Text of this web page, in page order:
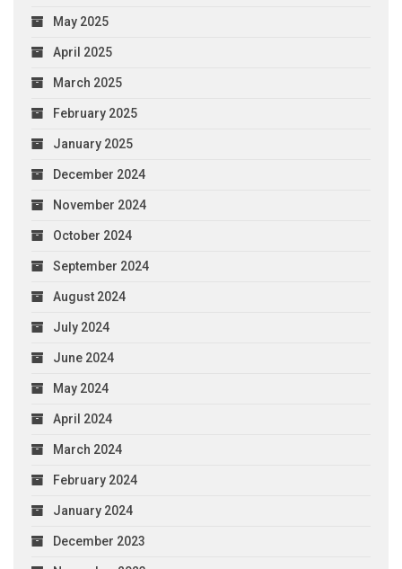
May 2025
April 2025
March 2025
February 2025
January 2025
December 2024
November 2024
October 2024
September 2024
August 2024
July 2024
June 2024
May 2024
April 2024
March 2024
February 2024
January 2024
December 2023